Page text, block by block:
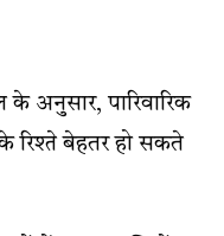
के अनुसार, पारिवारिक
रिश्ते बेहतर हो सकते